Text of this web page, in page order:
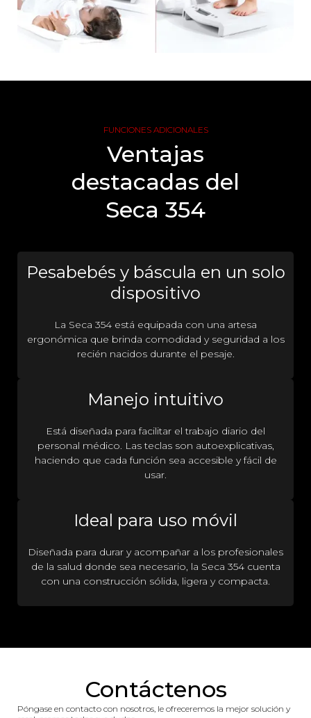
FUNCIONES ADICIONALES
Ventajas
destacadas del
Seca 354
Pesabebés y báscula en un solo
dispositivo
La Seca 354 está equipada con una artesa
ergonómica que brinda comodidad y seguridad a los
recién nacidos durante el pesaje.
Manejo intuitivo
Está diseñada para facilitar el trabajo diario del
personal médico. Las teclas son autoexplicativas,
haciendo que cada función sea accesible y fácil de
usar.
Ideal para uso móvil
Diseñada para durar y acompañar a los profesionales
de la salud donde sea necesario, la Seca 354 cuenta
con una construcción sólida, ligera y compacta.
Contáctenos
Póngase en contacto con nosotros, le ofreceremos la mejor solución y